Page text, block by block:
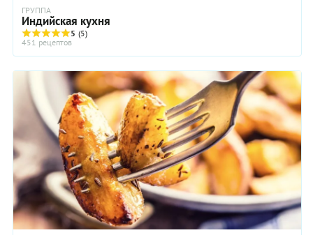
ГРУППА
Индийская кухня
5 (5)
451 рецептов